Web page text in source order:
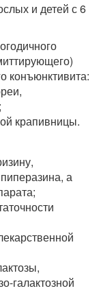
и детей с 6
конъюнктивита:
крапивницы.
а
галактозной